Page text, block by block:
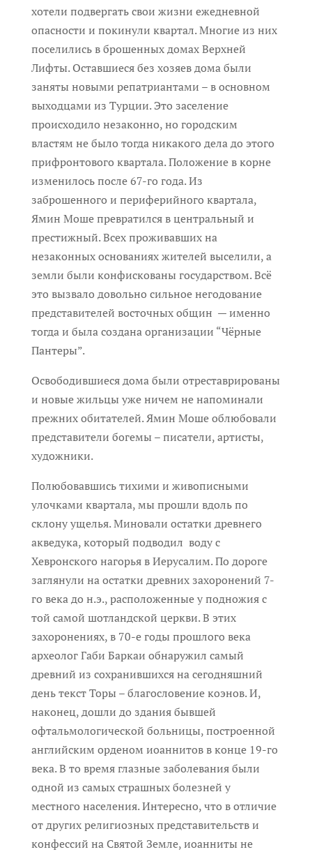
хотели подвергать свои жизни ежедневной
опасности и покинули квартал. Многие из них
поселились в брошенных домах Верхней
Лифты. Оставшиеся без хозяев дома были
заняты новыми репатриантами – в основном
выходцами из Турции. Это заселение
происходило незаконно, но городским
властям не было тогда никакого дела до этого
прифронтового квартала. Положение в корне
изменилось после 67-го года. Из
заброшенного и периферийного квартала,
Ямин Моше превратился в центральный и
престижный. Всех проживавших на
незаконных основаниях жителей выселили, а
земли были конфискованы государством. Всё
это вызвало довольно сильное негодование
представителей восточных общин — именно
тогда и была создана организации “Чёрные
Пантеры”.
Освободившиеся дома были отреставрированы
и новые жильцы уже ничем не напоминали
прежних обитателей. Ямин Моше облюбовали
представители богемы – писатели, артисты,
художники.
Полюбовавшись тихими и живописными
улочками квартала, мы прошли вдоль по
склону ущелья. Миновали остатки древнего
акведука, который подводил воду с
Хевронского нагорья в Иерусалим. По дороге
заглянули на остатки древних захоронений 7-
го века до н.э., расположенные у подножия с
той самой шотландской церкви. В этих
захоронениях, в 70-е годы прошлого века
археолог Габи Баркаи обнаружил самый
древний из сохранившихся на сегодняшний
день текст Торы – благословение коэнов. И,
наконец, дошли до здания бывшей
офтальмологической больницы, построенной
английским орденом иоаннитов в конце 19-го
века. В то время глазные заболевания были
одной из самых страшных болезней у
местного населения. Интересно, что в отличие
от других религиозных представительств и
конфессий на Святой Земле, иоанниты не